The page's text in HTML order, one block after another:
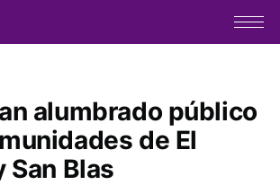
alumbrado público
de El
San Blas